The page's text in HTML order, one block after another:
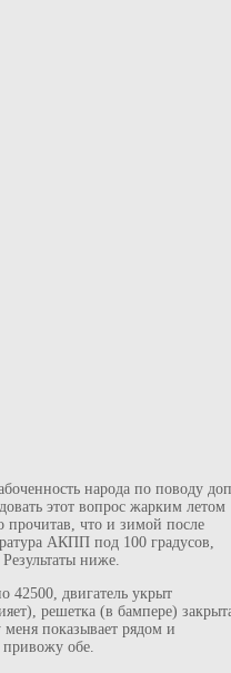
народа по поводу
этот вопрос жарким летом
что и зимой после
АКПП под 100 градусов,
ниже.
42500, двигатель укрыт
решетка (в бампере)
меня показывает рядом и
обе.